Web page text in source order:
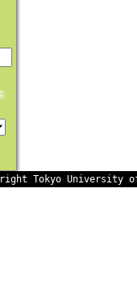
Tokyo University